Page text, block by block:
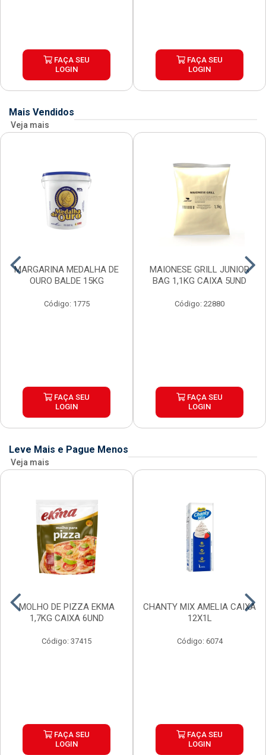
FAÇA SEU
LOGIN
FAÇA SEU
LOGIN
Mais Vendidos
Veja mais
MARGARINA MEDALHA DE
OURO BALDE 15KG
Código: 1775
FAÇA SEU
LOGIN
MAIONESE GRILL JUNIOR
BAG 1,1KG CAIXA 5UND
Código: 22880
FAÇA SEU
LOGIN
Leve Mais e Pague Menos
Veja mais
MOLHO DE PIZZA EKMA
1,7KG CAIXA 6UND
Código: 37415
FAÇA SEU
LOGIN
CHANTY MIX AMELIA CAIXA
12X1L
Código: 6074
FAÇA SEU
LOGIN